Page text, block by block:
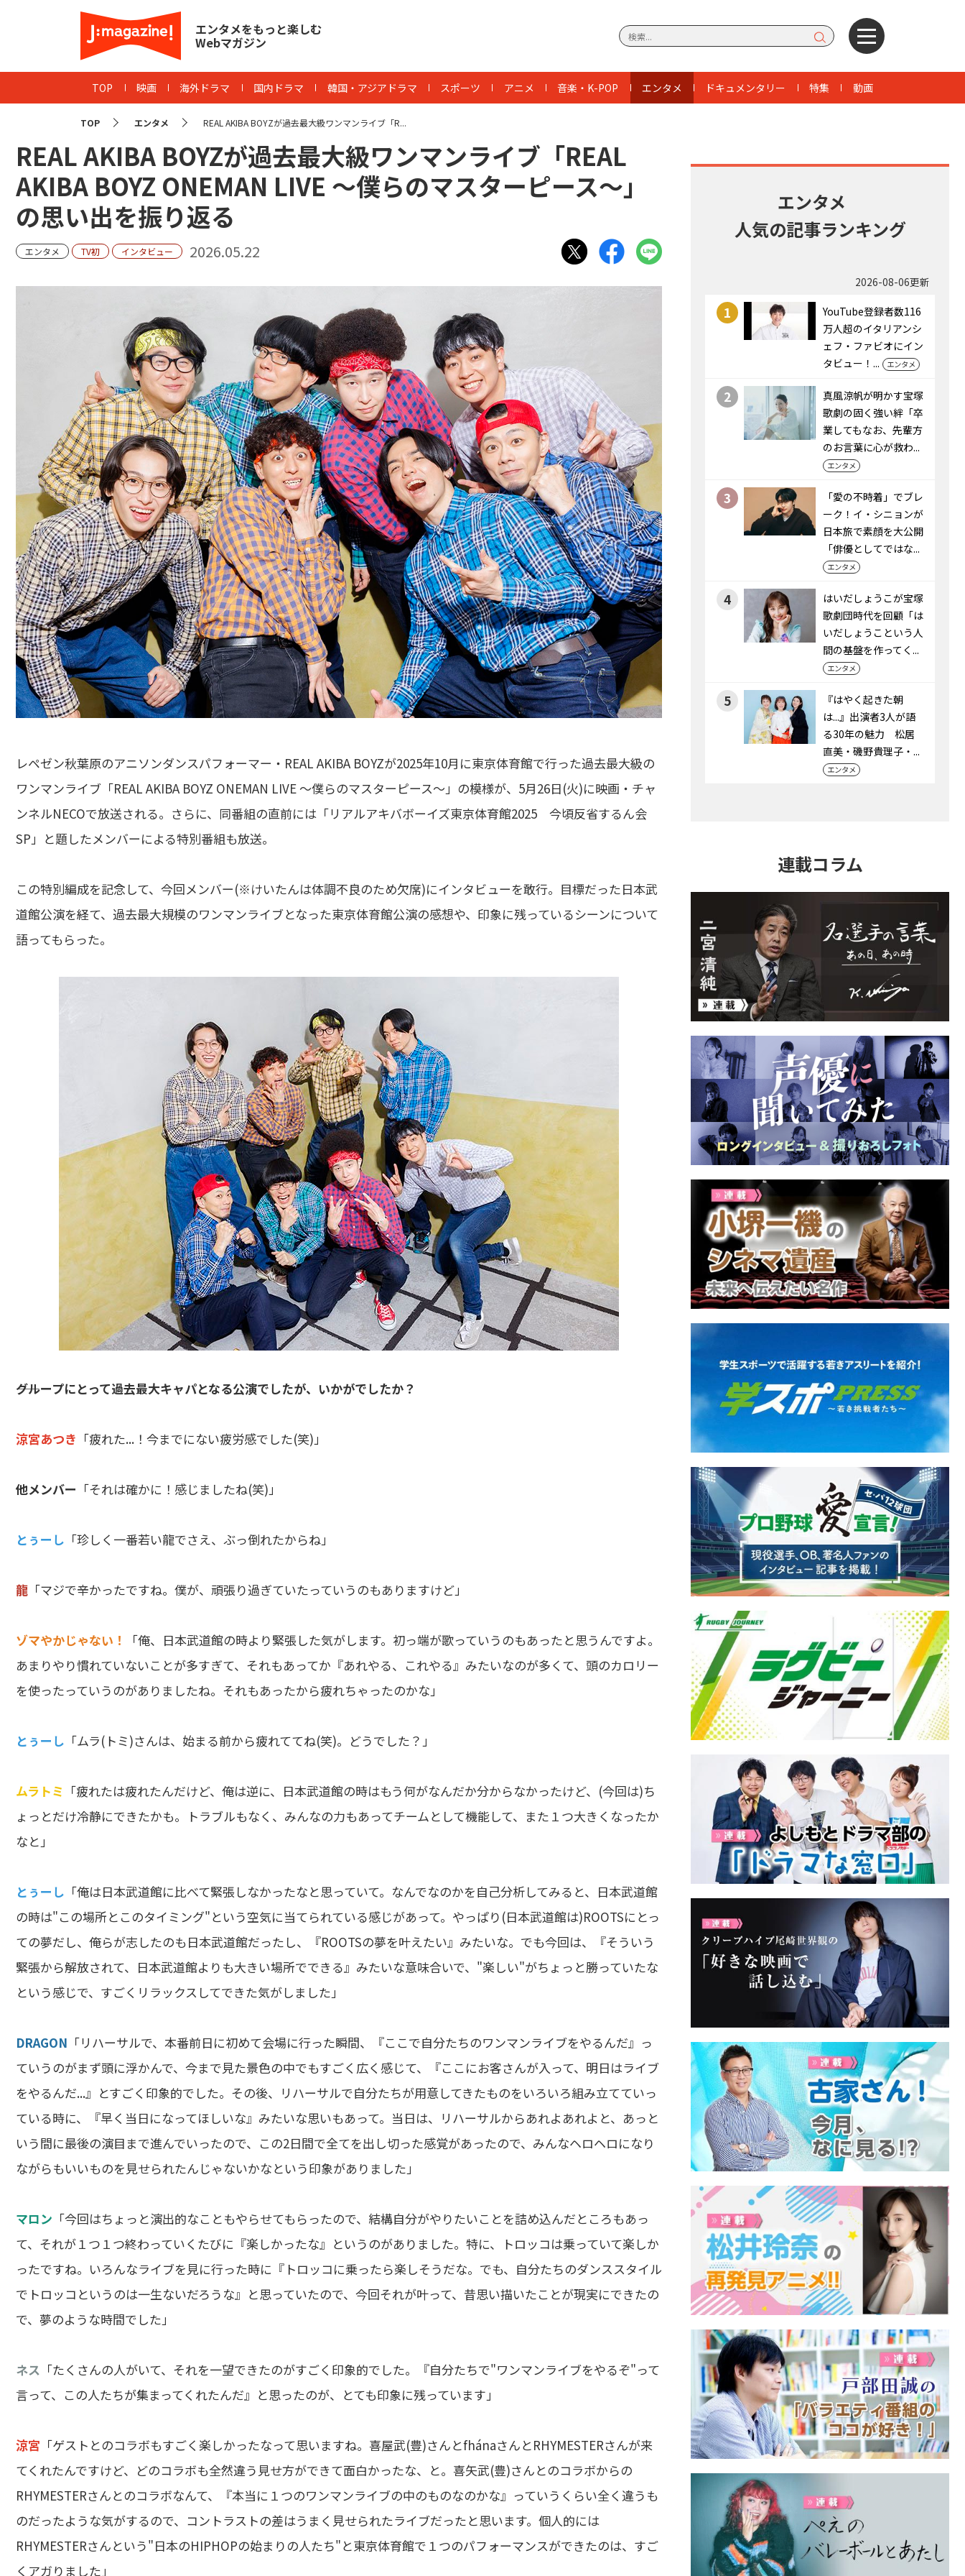
エンタメをもっと楽しむ
Webマガジン
TOP 映画 海外ドラマ 国内ドラマ 韓国・アジアドラマ スポーツ アニメ 音楽・K-POP エンタメ ドキュメンタリー 特集 動画
TOP エンタメ REAL AKIBA BOYZが過去最大級ワンマンライブ「R...
REAL AKIBA BOYZが過去最大級ワンマンライブ「REAL
AKIBA BOYZ ONEMAN LIVE ～僕らのマスターピース～」
の思い出を振り返る
エンタメ TV初 インタビュー 2026.05.22
レペゼン秋葉原のアニソンダンスパフォーマー・REAL AKIBA BOYZが2025年10月に東京体育館で行った過去最大級の
ワンマンライブ「REAL AKIBA BOYZ ONEMAN LIVE ～僕らのマスターピース～」の模様が、5月26日(火)に映画・チャ
ンネルNECOで放送される。さらに、同番組の直前には「リアルアキバボーイズ東京体育館2025 今頃反省するん会
SP」と題したメンバーによる特別番組も放送。
この特別編成を記念して、今回メンバー(※けいたんは体調不良のため欠席)にインタビューを敢行。目標だった日本武
道館公演を経て、過去最大規模のワンマンライブとなった東京体育館公演の感想や、印象に残っているシーンについて
語ってもらった。
――グループにとって過去最大キャパとなる公演でしたが、いかがでしたか？
涼宮あつき 「疲れた...！今までにない疲労感でした(笑)」
他メンバー 「それは確かに！感じましたね(笑)」
とぅーし 「珍しく一番若い龍でさえ、ぶっ倒れたからね」
龍 「マジで辛かったですね。僕が、頑張り過ぎていたっていうのもありますけど」
ゾマやかじゃない！
「俺、日本武道館の時より緊張した気がします。初っ端が歌っていうのもあったと思うんですよ。
あまりやり慣れていないことが多すぎて、それもあってか『あれやる、これやる』みたいなのが多くて、頭のカロリー
を使ったっていうのがありましたね。それもあったから疲れちゃったのかな」
とぅーし 「ムラ(トミ)さんは、始まる前から疲れててね(笑)。どうでした？」
ムラトミ 「疲れたは疲れたんだけど、俺は逆に、日本武道館の時はもう何がなんだか分からなかったけど、(今回は)ち
ょっとだけ冷静にできたかも。トラブルもなく、みんなの力もあってチームとして機能して、また１つ大きくなったか
なと」
とぅーし 「俺は日本武道館に比べて緊張しなかったなと思っていて。なんでなのかを自己分析してみると、日本武道館
の時は"この場所とこのタイミング"という空気に当てられている感じがあって。やっぱり(日本武道館は)ROOTSにとっ
ての夢だし、俺らが志したのも日本武道館だったし、『ROOTSの夢を叶えたい』みたいな。でも今回は、『そういう
緊張から解放されて、日本武道館よりも大きい場所でできる』みたいな意味合いで、"楽しい"がちょっと勝っていたな
という感じで、すごくリラックスしてできた気がしました」
DRAGON 「リハーサルで、本番前日に初めて会場に行った瞬間、『ここで自分たちのワンマンライブをやるんだ』っ
ていうのがまず頭に浮かんで、今まで見た景色の中でもすごく広く感じて、『ここにお客さんが入って、明日はライブ
をやるんだ...』とすごく印象的でした。その後、リハーサルで自分たちが用意してきたものをいろいろ組み立てていっ
ている時に、『早く当日になってほしいな』みたいな思いもあって。当日は、リハーサルからあれよあれよと、あっと
いう間に最後の演目まで進んでいったので、この2日間で全てを出し切った感覚があったので、みんなヘロヘロになり
ながらもいいものを見せられたんじゃないかなという印象がありました」
マロン 「今回はちょっと演出的なこともやらせてもらったので、結構自分がやりたいことを詰め込んだところもあっ
て、それが１つ１つ終わっていくたびに『楽しかったな』というのがありました。特に、トロッコは乗っていて楽しか
ったですね。いろんなライブを見に行った時に『トロッコに乗ったら楽しそうだな。でも、自分たちのダンススタイル
でトロッコというのは一生ないだろうな』と思っていたので、今回それが叶って、昔思い描いたことが現実にできたの
で、夢のような時間でした」
ネス 「たくさんの人がいて、それを一望できたのがすごく印象的でした。『自分たちで"ワンマンライブをやるぞ"って
言って、この人たちが集まってくれたんだ』と思ったのが、とても印象に残っています」
涼宮 「ゲストとのコラボもすごく楽しかったなって思いますね。喜屋武(豊)さんとfhánaさんとRHYMESTERさんが来
てくれたんですけど、どのコラボも全然違う見せ方ができて面白かったな、と。喜矢武(豊)さんとのコラボからの
RHYMESTERさんとのコラボなんて、『本当に１つのワンマンライブの中のものなのかな』っていうくらい全く違うも
のだったような気がするので、コントラストの差はうまく見せられたライブだったと思います。個人的には
RHYMESTERさんという"日本のHIPHOPの始まりの人たち"と東京体育館で１つのパフォーマンスができたのは、すご
くアガりました」
エンタメ
人気の記事ランキング
2026-08-06更新
1
YouTube登録者数116
万人超のイタリアンシ
ェフ・ファビオにイン
タビュー！...
エンタメ
2
真風涼帆が明かす宝塚
歌劇の固く強い絆「卒
業してもなお、先輩方
のお言葉に心が救わ...
エンタメ
3
「愛の不時着」でブレ
ーク！イ・シニョンが
日本旅で素顔を大公開
「俳優としてではな...
エンタメ
4
はいだしょうこが宝塚
歌劇団時代を回顧「は
いだしょうこという人
間の基盤を作ってく...
エンタメ
5
『はやく起きた朝
は...』出演者3人が語
る30年の魅力 松居
直美・磯野貴理子・...
エンタメ
連載コラム